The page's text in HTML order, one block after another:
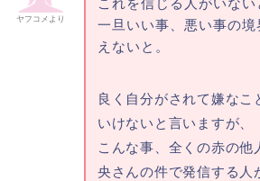
ヤフコメより
これを信じる人がいな
一旦いい事、悪い事の
えないと。
良く自分がされて嫌なこ
いけないと言いますが、
こんな事、全くの赤の他
央さんの件で発信する人